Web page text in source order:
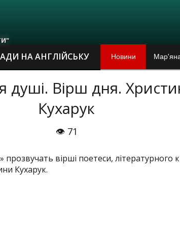
НА АНГЛІЙСЬКУ Новини
По
"Марія
Про
душі. Вірш дня.
Кухарук
👁 71
прозвучать вірші поетеси, літературного
Кухарук.